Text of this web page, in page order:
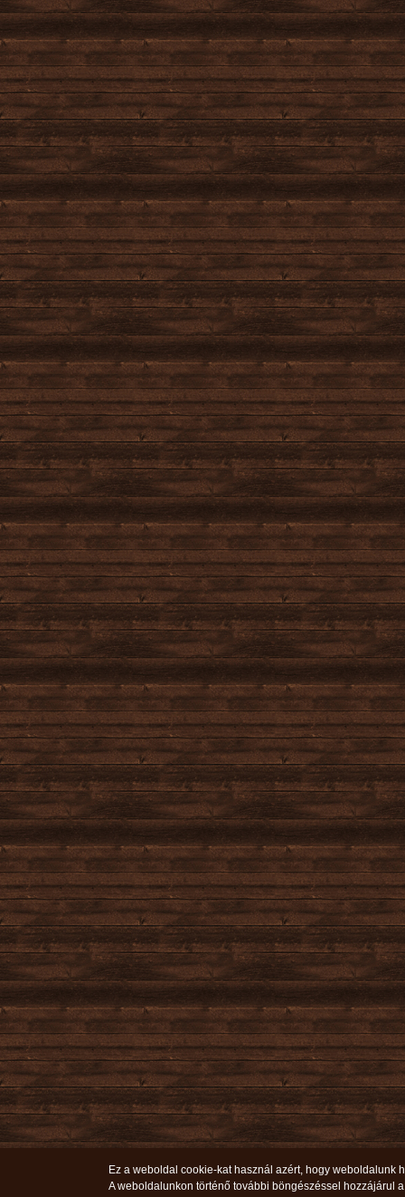
Ez a weboldal cookie-kat használ azért, hogy
A weboldalunkon történő további böngészéssel hozzájárul